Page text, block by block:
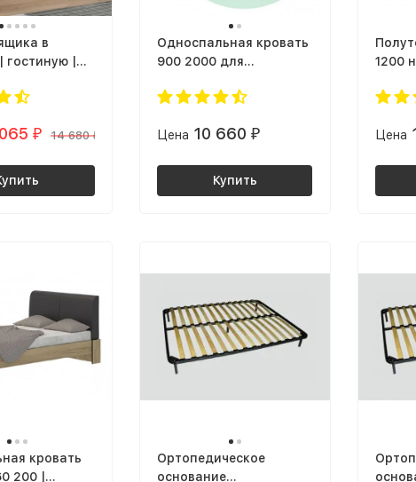
в
|
в стиле
₽ 14 680₽
Односпальная кровать
900 2000 для
ultra ЛДСП белый / дуб
Цена 10 660 ₽
Купить
1200
Цена
кровать
200 |
Ортопедическое
основание